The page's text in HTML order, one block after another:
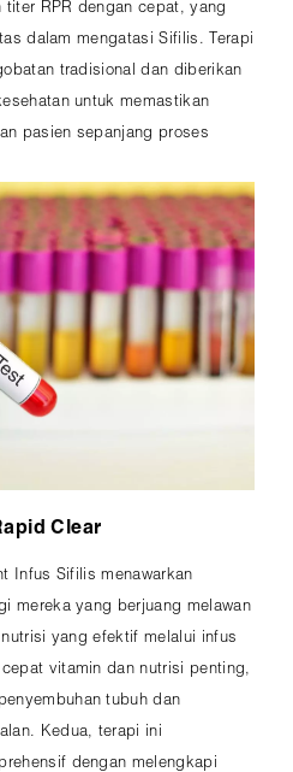
titer RPR dengan cepat, yang
dalam mengatasi Sifilis. Terapi
tradisional dan diberikan
untuk memastikan
pasien sepanjang proses
Clear
Infus Sifilis menawarkan
mereka yang berjuang melawan
yang efektif melalui infus
vitamin dan nutrisi penting,
tubuh dan
Kedua, terapi ini
dengan melengkapi